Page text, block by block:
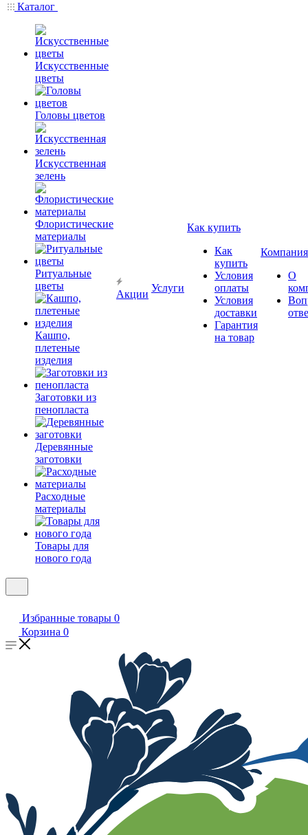
Каталог
Искусственные
цветы
Головы цветов
Искусственная
зелень
Флористические
материалы
Ритуальные
цветы
Кашпо,
плетеные
изделия
Заготовки из
пенопласта
Деревянные
заготовки
Расходные
материалы
Товары для
нового года
Акции
Услуги
Как купить
Как
купить
Условия
оплаты
Условия
доставки
Гарантия
на товар
Компания
О
Избранные товары 0
Корзина 0